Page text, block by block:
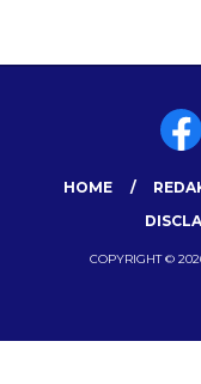
HOME
COPYRIGHT ©